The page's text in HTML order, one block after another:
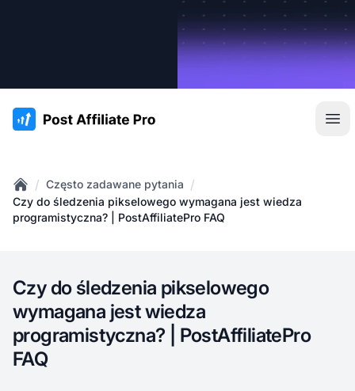
:site.title
Home
/ Często zadawane pytania /
Czy do śledzenia pikselowego wymagana jest wiedza
programistyczna? | PostAffiliatePro FAQ
Czy do śledzenia pikselowego
wymagana jest wiedza
programistyczna? | PostAffiliatePro
FAQ